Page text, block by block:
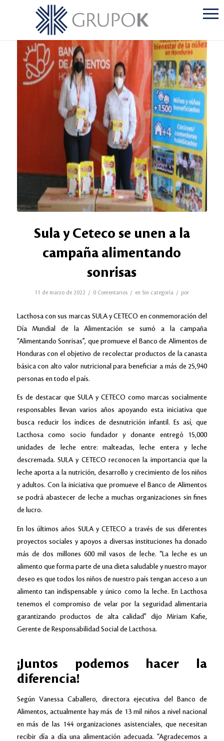
Sula y Ceteco se unen a la
campaña alimentando
sonrisas
11 de marzo de 2022 / 0 Comentarios / en Sin categoría / por
Lacthosa con sus marcas SULA y CETECO en conmemoración del
Día Mundial de la Alimentación se sumó a la campaña
“Alimentando Sonrisas”, que promueve el Banco de Alimentos de
Honduras con el objetivo de recolectar productos de la canasta
básica con alto valor nutricional para beneficiar a más de 25,940
personas en todo el país.
Es de destacar que SULA y CETECO como marcas socialmente
responsables llevan varios años apoyando esta iniciativa que
busca reducir los índices de desnutrición infantil. Es así, que
Lacthosa como socio fundador y donante entregó 15,000
unidades de leche entre: malteadas, leche entera y leche
descremada. SULA y CETECO reconocen la importancia que la
leche aporta a la nutrición, desarrollo y crecimiento de los niños
y adultos. Con la iniciativa que promueve el Banco de Alimentos
se podrá abastecer de leche a muchas organizaciones sin fines
de lucro.
En los últimos años SULA y CETECO a través de sus diferentes
proyectos sociales y apoyos a diversas instituciones ha donado
más de dos millones 600 mil vasos de leche. “La leche es un
alimento que forma parte de una dieta saludable y nuestro mayor
deseo es que todos los niños de nuestro país tengan acceso a un
alimento tan indispensable y único como la leche. En Lacthosa
tenemos el compromiso de velar por la seguridad alimentaria
garantizando productos de alta calidad” dijo Miriam Kafie,
Gerente de Responsabilidad Social de Lacthosa.
¡Juntos podemos hacer la
diferencia!
Según Vanessa Caballero, directora ejecutiva del Banco de
Alimentos, actualmente hay más de 13 mil niños a nivel nacional
en más de las 144 organizaciones asistenciales, que necesitan
recibir día a día una alimentación adecuada. “Agradecemos a